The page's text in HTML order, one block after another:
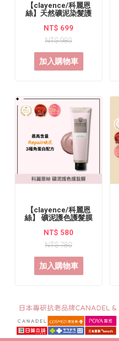
【clayence/科麗恩
絲】天然礦泥染髮護
NT$ 699
NT$ 980
加入購物車
【clayence/科麗恩
絲】 礦泥護色護髮膜
NT$ 580
NT$ 780
加入購物車